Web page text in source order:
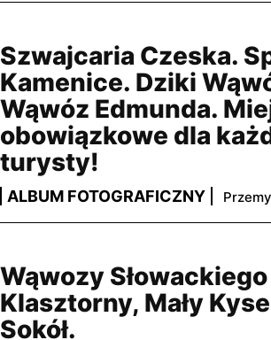
Szwajcaria Czeska.
Kamenice. Dziki
Wąwóz Edmunda.
obowiązkowe dla
turysty!
ALBUM FOTOGRAFICZNY
Wąwozy Słowackiego
Klasztorny, Mały
Sokół.